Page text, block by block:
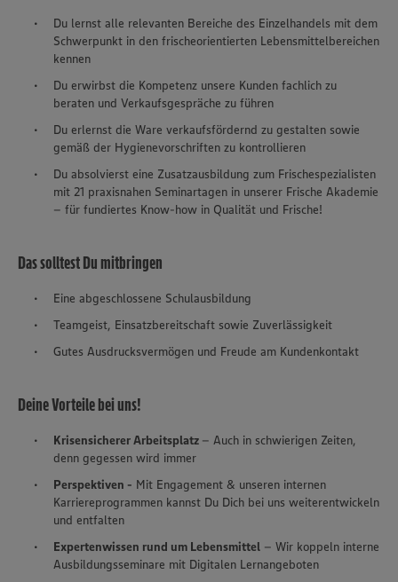
Du lernst alle relevanten Bereiche des Einzelhandels mit dem
Schwerpunkt in den frischeorientierten Lebensmittelbereichen
kennen
Du erwirbst die Kompetenz unsere Kunden fachlich zu
beraten und Verkaufsgespräche zu führen
Du erlernst die Ware verkaufsfördernd zu gestalten sowie
gemäß der Hygienevorschriften zu kontrollieren
Du absolvierst eine Zusatzausbildung zum Frischespezialisten
mit 21 praxisnahen Seminartagen in unserer Frische Akademie
– für fundiertes Know-how in Qualität und Frische!
Das solltest Du mitbringen
Eine abgeschlossene Schulausbildung
Teamgeist, Einsatzbereitschaft sowie Zuverlässigkeit
Gutes Ausdrucksvermögen und Freude am Kundenkontakt
Deine Vorteile bei uns!
Krisensicherer Arbeitsplatz – Auch in schwierigen Zeiten,
denn gegessen wird immer
Perspektiven - Mit Engagement & unseren internen
Karriereprogrammen kannst Du Dich bei uns weiterentwickeln
und entfalten
Expertenwissen rund um Lebensmittel – Wir koppeln interne
Ausbildungsseminare mit Digitalen Lernangeboten